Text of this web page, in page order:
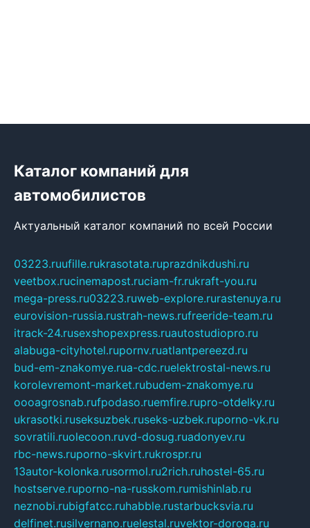
Каталог компаний для
автомобилистов
Актуальный каталог компаний по всей России
03223.ruufille.rukrasotata.ruprazdnikdushi.ru
veetbox.rucinemapost.ruciam-fr.rukraft-you.ru
mega-press.ru03223.ruweb-explore.rurastenuya.ru
eurovision-russia.rustrah-news.rufreeride-team.ru
itrack-24.rusexshopexpress.ruautostudiopro.ru
alabuga-cityhotel.rupornv.ruatlantpereezd.ru
bud-em-znakomye.rua-cdc.ruelektrostal-news.ru
korolevremont-market.rubudem-znakomye.ru
oooagrosnab.rufpodaso.ruemfire.rupro-otdelky.ru
ukrasotki.ruseksuzbek.ruseks-uzbek.ruporno-vk.ru
sovratili.ruolecoon.ruvd-dosug.ruadonyev.ru
rbc-news.ruporno-skvirt.rukrospr.ru
13autor-kolonka.rusormol.ru2rich.ruhostel-65.ru
hostserve.ruporno-na-russkom.rumishinlab.ru
neznobi.rubigfatcc.ruhabble.rustarbucksvia.ru
delfinet.rusilvernano.ruelestal.ruvektor-doroga.ru